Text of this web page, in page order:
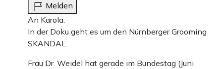
Melden
An Karola.
In der Doku geht es um den Nürnberger Grooming
SKANDAL.
Frau Dr. Weidel hat gerade im Bundestag (Juni